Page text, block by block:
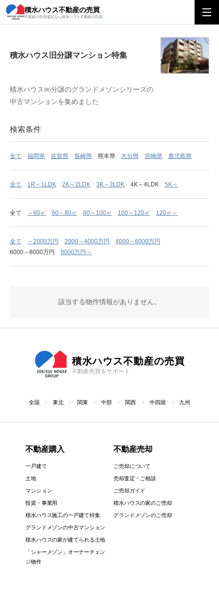
積水ハウス不動産の売買
不動産の売却査定なら積水ハウス不動産の売買
積水ハウス旧分譲マンション特集
積水ハウス旧分譲マンション特集
積水ハウス㈱分譲のグランドメゾンシリーズの
中古マンションを集めました
検索条件
全て 福岡県 佐賀県 長崎県 熊本県 大分県 宮崎県 鹿児島県
全て 1R～1LDK 2K～2LDK 3K～3LDK 4K～4LDK 5K～
全て ～60㎡ 60～80㎡ 80～100㎡ 100～120㎡ 120㎡～
全て ～2000万円 2000～4000万円
4000～6000万円
6000～8000万円
8000万円～
該当する物件情報がありません。
積水ハウス不動産の売買
不動産売買をサポート
全国 東北 関東 中部 関西 中四国 九州
不動産購入
一戸建て
土地
マンション
投資・事業用
積水ハウス施工の一戸建て特集
グランドメゾンの中古マンション
積水ハウスの家が建てられる土地
「シャーメゾン」オーナーチェン
ジ物件
不動産売却
ご売却について
売却査定・ご相談
ご売却ガイド
積水ハウスの家のご売却
グランドメゾンのご売却